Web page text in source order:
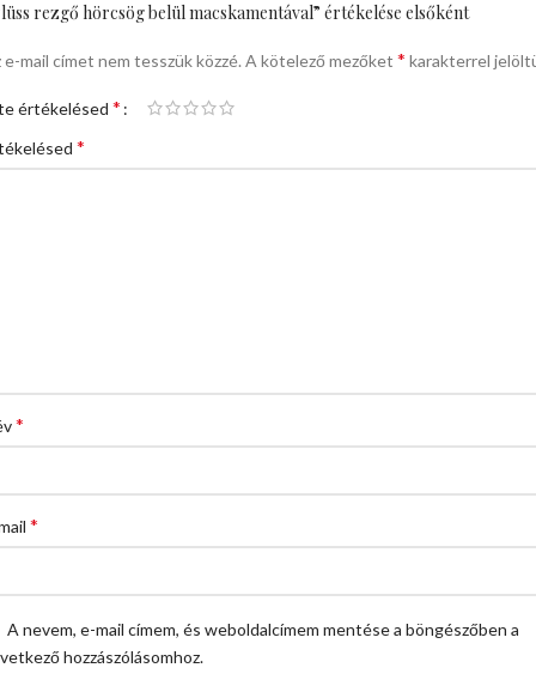
rezgő hörcsög belül macskamentával” értékelése elsőként
e-mail címet nem tesszük közzé. A kötelező mezőket * karakterrel
értékelésed *
*
*
*
A nevem, e-mail címem, és weboldalcímem mentése a böngészőben a
hozzászólásomhoz.